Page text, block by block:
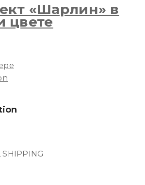
«Шарлин» в
цвете